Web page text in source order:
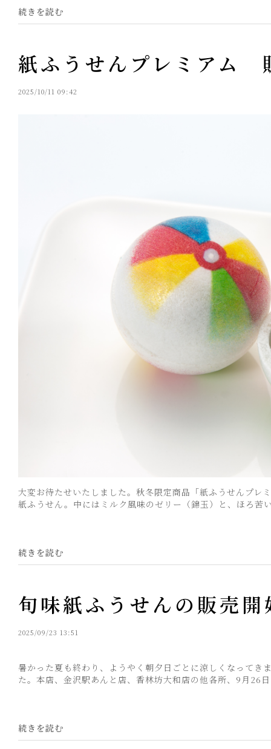
続きを読む
紙ふうせんプレミアム
2025/10/11 09:42
大変お待たせいたしました。秋冬限定商品「紙ふうせんプレ
紙ふうせん。中にはミルク風味のゼリー（錦玉）と、ほろ苦
続きを読む
旬味紙ふうせんの販売
2025/09/23 13:51
暑かった夏も終わり、ようやく朝夕日ごとに涼しくなって
た。本店、金沢駅あんと店、香林坊大和店の他各所、9月26
続きを読む